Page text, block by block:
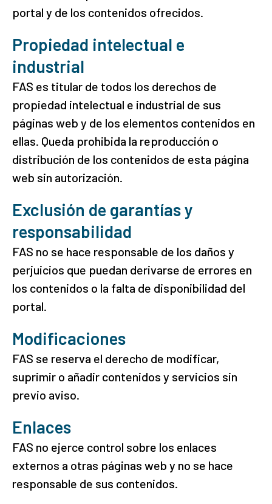
portal y de los contenidos ofrecidos.
Propiedad intelectual e
industrial
FAS es titular de todos los derechos de
propiedad intelectual e industrial de sus
páginas web y de los elementos contenidos en
ellas. Queda prohibida la reproducción o
distribución de los contenidos de esta página
web sin autorización.
Exclusión de garantías y
responsabilidad
FAS no se hace responsable de los daños y
perjuicios que puedan derivarse de errores en
los contenidos o la falta de disponibilidad del
portal.
Modificaciones
FAS se reserva el derecho de modificar,
suprimir o añadir contenidos y servicios sin
previo aviso.
Enlaces
FAS no ejerce control sobre los enlaces
externos a otras páginas web y no se hace
responsable de sus contenidos.